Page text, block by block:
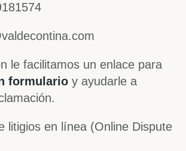
le facilitamos un enlace para
formulario y ayudarle a
litigios en línea (Online Dispute